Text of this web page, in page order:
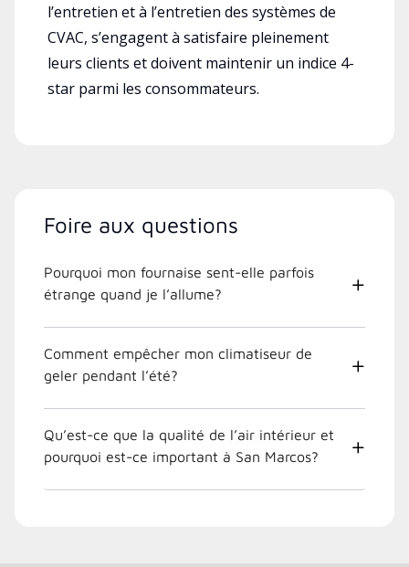
l’entretien et à l’entretien des systèmes de
CVAC, s’engagent à satisfaire pleinement
leurs clients et doivent maintenir un indice 4-
star parmi les consommateurs.
Foire aux questions
Pourquoi mon fournaise sent-elle parfois
étrange quand je l’allume?
Comment empêcher mon climatiseur de
geler pendant l’été?
Qu’est-ce que la qualité de l’air intérieur et
pourquoi est-ce important à San Marcos?